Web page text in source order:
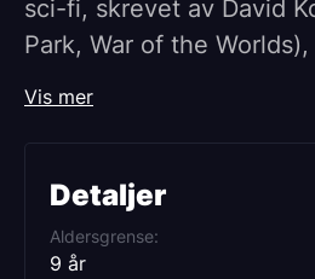
Detaljer
Aldersgrense
9 år
sci-fi, skrevet av David
Park, War of the
Vis mer